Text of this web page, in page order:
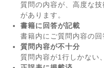
質問の内容が、高度な
があります。
書籍に回答が記載
書籍内にご質問内容の
質問内容が不十分
質問内容が1行しかない